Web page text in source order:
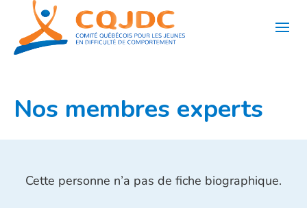
contenu
Nos membres experts
Cette personne n’a pas de fiche biographique.